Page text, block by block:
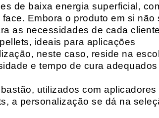
de baixa energia superficial,
Embora o produto em si não
as necessidades de cada
ideais para aplicações
neste caso, reside na
e tempo de cura adequados
utilizados com aplicadores
a personalização se dá na